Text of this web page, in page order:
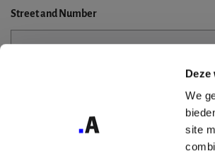
Deze
We
site
Streetand Number